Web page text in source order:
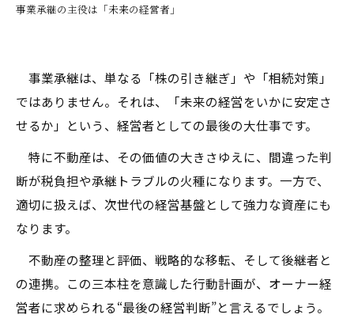
事業承継の主役は「未来の経営者」
事業承継は、単なる「株の引き継ぎ」や「相続対策」
ではありません。それは、「未来の経営をいかに安定さ
せるか」という、経営者としての最後の大仕事です。
特に不動産は、その価値の大きさゆえに、間違った判
断が税負担や承継トラブルの火種になります。一方で、
適切に扱えば、次世代の経営基盤として強力な資産にも
なります。
不動産の整理と評価、戦略的な移転、そして後継者と
の連携。この三本柱を意識した行動計画が、オーナー経
営者に求められる“最後の経営判断”と言えるでしょう。